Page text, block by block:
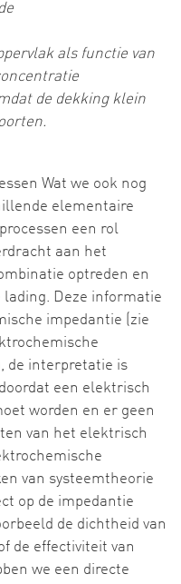
als functie van
de dekking klein
Wat we ook nog
elementaire
een rol
aan het
optreden en
lading. Deze informatie
impedantie (zie
de interpretatie is
een elektrisch
worden en er geen
van het elektrisch
van systeemtheorie
op de impedantie
de dichtheid van
de effectiviteit van
we een directe